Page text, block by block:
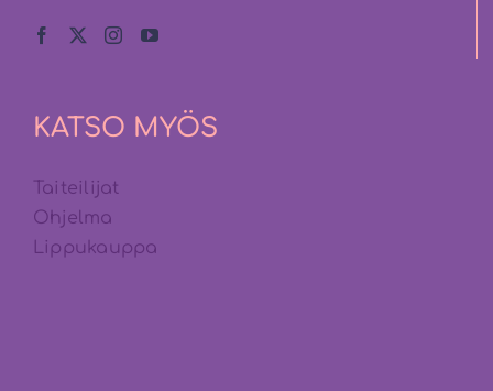
KATSO MYÖS
Taiteilijat
Ohjelma
Lippukauppa